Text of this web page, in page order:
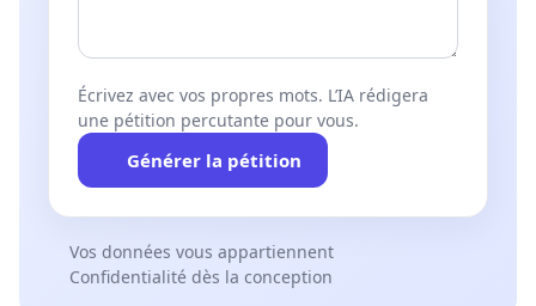
Écrivez avec vos propres mots. L’IA rédigera
une pétition percutante pour vous.
Générer la pétition
Vos données vous appartiennent
Confidentialité dès la conception